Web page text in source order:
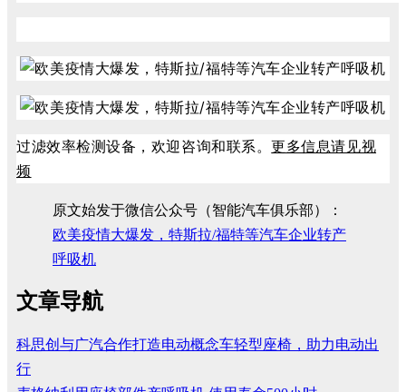
过滤效率检测设备，欢迎咨询和联系。更多信息请见视
频
原文始发于微信公众号（智能汽车俱乐部）：
欧美疫情大爆发，特斯拉/福特等汽车企业转产
呼吸机
文章导航
科思创与广汽合作打造电动概念车轻型座椅，助力电动出
行